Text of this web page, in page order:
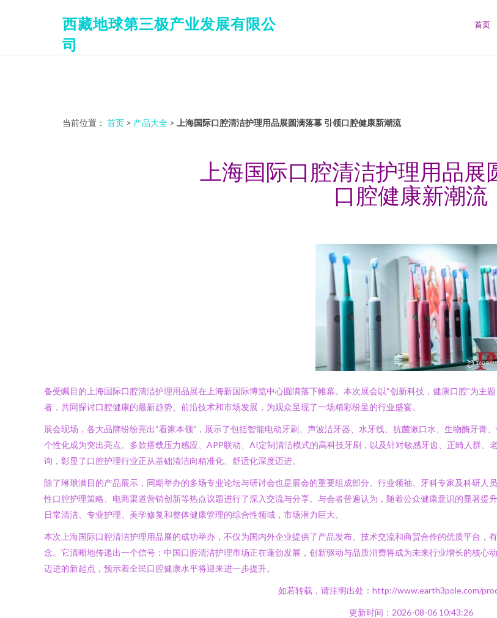
西藏地球第三极产业发展有限公
司
首页
当前位置： 首页 > 产品大全 > 上海国际口腔清洁护理用品展圆满落幕 引领口腔健康新潮流
上海国际口腔清洁护理用品展
口腔健康新潮流
备受瞩目的上海国际口腔清洁护理用品展在上海新国际博览中心圆满落下帷幕。本次展会以“创新科技，健康口腔”为主
者，共同探讨口腔健康的最新趋势、前沿技术和市场发展，为观众呈现了一场精彩纷呈的行业盛宴。
展会现场，各大品牌纷纷亮出“看家本领”，展示了包括智能电动牙刷、声波洁牙器、水牙线、抗菌漱口水、生物酶牙
个性化成为突出亮点。多款搭载压力感应、APP联动、AI定制清洁模式的高科技牙刷，以及针对敏感牙齿、正畸人群
询，彰显了口腔护理行业正从基础清洁向精准化、舒适化深度迈进。
除了琳琅满目的产品展示，同期举办的多场专业论坛与研讨会也是展会的重要组成部分。行业领袖、牙科专家及科研
性口腔护理策略、电商渠道营销创新等热点议题进行了深入交流与分享。与会者普遍认为，随着公众健康意识的显著提
日常清洁、专业护理、美学修复和整体健康管理的综合性领域，市场潜力巨大。
本次上海国际口腔清洁护理用品展的成功举办，不仅为国内外企业提供了产品发布、技术交流和商贸合作的优质平台
念。它清晰地传递出一个信号：中国口腔清洁护理市场正在蓬勃发展，创新驱动与品质消费将成为未来行业增长的核
迈进的新起点，预示着全民口腔健康水平将迎来进一步提升。
如若转载，请注明出处：http://www.earth3pole.com/
更新时间：2026-08-06 10:43:26